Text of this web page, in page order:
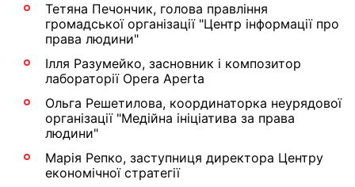
Тетяна Печончик, голова правління
громадської організації "Центр інформації про
права людини"
Ілля Разумейко, засновник і композитор
лабораторії Opera Aperta
Ольга Решетилова, координаторка неурядової
організації "Медійна ініціатива за права
людини"
Марія Репко, заступниця директора Центру
економічної стратегії